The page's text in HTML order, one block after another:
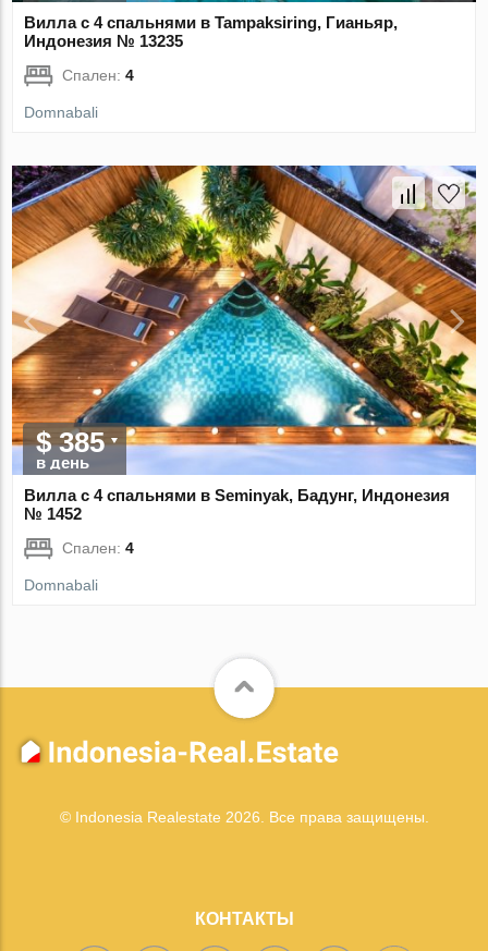
Вилла с 4 спальнями в Tampaksiring, Гианьяр,
Индонезия № 13235
Спален:4
Domnabali
$ 385
в день
Вилла с 4 спальнями в Seminyak, Бадунг, Индонезия
№ 1452
Спален:4
Domnabali
© Indonesia Realestate 2026. Все права защищены.
КОНТАКТЫ